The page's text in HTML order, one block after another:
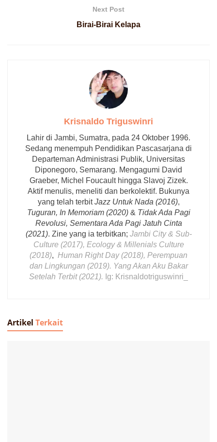
Next Post
Birai-Birai Kelapa
Krisnaldo Triguswinri
Lahir di Jambi, Sumatra, pada 24 Oktober 1996.
Sedang menempuh Pendidikan Pascasarjana di
Departeman Administrasi Publik, Universitas
Diponegoro, Semarang. Mengagumi David
Graeber, Michel Foucault hingga Slavoj Zizek.
Aktif menulis, meneliti dan berkolektif. Bukunya
yang telah terbitJazz Untuk Nada (2016),
Tuguran, In Memoriam (2020)& Tidak Ada Pagi
Revolusi, Sementara Ada Pagi Jatuh Cinta
(2021). Zine yang ia terbitkan; Jambi City & Sub-
Culture (2017), Ecology & Millenials Culture
(2018), Human Right Day (2018), Perempuan
dan Lingkungan (2019). Yang Akan Aku Bakar
Setelah Terbit (2021). Ig: Krisnaldotriguswinri_
Artikel Terkait